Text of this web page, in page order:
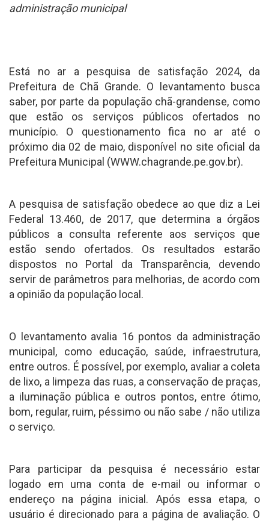
administração municipal
Está no ar a pesquisa de satisfação 2024, da
Prefeitura de Chã Grande. O levantamento busca
saber, por parte da população chã-grandense, como
que estão os serviços públicos ofertados no
município. O questionamento fica no ar até o
próximo dia 02 de maio, disponível no site oficial da
Prefeitura Municipal (WWW.chagrande.pe.gov.br).
A pesquisa de satisfação obedece ao que diz a Lei
Federal 13.460, de 2017, que determina a órgãos
públicos a consulta referente aos serviços que
estão sendo ofertados. Os resultados estarão
dispostos no Portal da Transparência, devendo
servir de parâmetros para melhorias, de acordo com
a opinião da população local.
O levantamento avalia 16 pontos da administração
municipal, como educação, saúde, infraestrutura,
entre outros. É possível, por exemplo, avaliar a coleta
de lixo, a limpeza das ruas, a conservação de praças,
a iluminação pública e outros pontos, entre ótimo,
bom, regular, ruim, péssimo ou não sabe / não utiliza
o serviço.
Para participar da pesquisa é necessário estar
logado em uma conta de e-mail ou informar o
endereço na página inicial. Após essa etapa, o
usuário é direcionado para a página de avaliação. O